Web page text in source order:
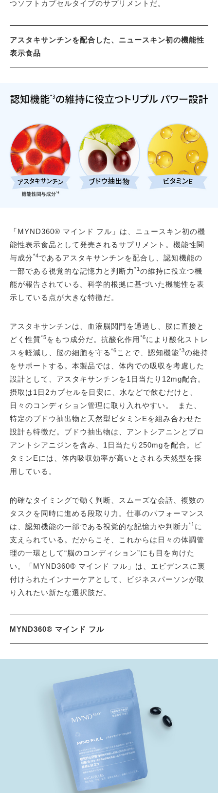
つソフトカプセルタイプのサプリメントだ。
アスタキサンチンを配合した、ニュースキン初の機能性
表示食品
「MYND360® マインド フル」は、ニュースキン初の機
能性表示食品として発売されるサプリメント。機能性関
与成分*4であるアスタキサンチンを配合し、認知機能の
一部である視覚的な記憶力と判断力 *1 の維持に役立つ機
能が報告されている。科学的根拠に基づいた機能性を表
示している点が大きな特徴だ。
アスタキサンチンは、血液脳関門を通過し、脳に直接と
どく性質*5 をもつ成分だ。抗酸化作用*6により酸化ストレ
スを軽減し、脳の細胞を守る *6 ことで、認知機能*3の維持
をサポートする。本製品では、体内での吸収を考慮した
設計として、アスタキサンチンを1日当たり12mg配合。
摂取は1日2カプセルを目安に、水などで飲むだけと、
日々のコンディション管理に取り入れやすい。 また、
特定のブドウ抽出物と天然型ビタミンEを組み合わせた
設計も特徴だ。ブドウ抽出物は、アントシアニンとプロ
アントシアニジンを含み、1日当たり250mgを配合。ビ
タミンEには、体内吸収効率が高いとされる天然型を採
用している。
的確なタイミングで動く判断、スムーズな会話、複数の
タスクを同時に進める段取り力。仕事のパフォーマンス
は、認知機能の一部である視覚的な記憶力や判断力 *1 に
支えられている。だからこそ、これからは日々の体調管
理の一環として“脳のコンディション”にも目を向けた
い。「MYND360® マインド フル」は、エビデンスに裏
付けられたインナーケアとして、ビジネスパーソンが取
り入れたい新たな選択肢だ。
MYND360® マインド フル